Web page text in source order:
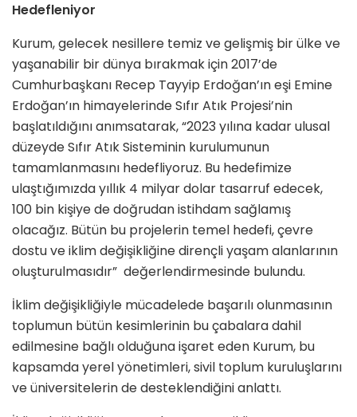
Hedefleniyor
Kurum, gelecek nesillere temiz ve gelişmiş bir ülke ve
yaşanabilir bir dünya bırakmak için 2017’de
Cumhurbaşkanı Recep Tayyip Erdoğan’ın eşi Emine
Erdoğan’ın himayelerinde Sıfır Atık Projesi’nin
başlatıldığını anımsatarak, “2023 yılına kadar ulusal
düzeyde Sıfır Atık Sisteminin kurulumunun
tamamlanmasını hedefliyoruz. Bu hedefimize
ulaştığımızda yıllık 4 milyar dolar tasarruf edecek,
100 bin kişiye de doğrudan istihdam sağlamış
olacağız. Bütün bu projelerin temel hedefi, çevre
dostu ve iklim değişikliğine dirençli yaşam alanlarının
oluşturulmasıdır” değerlendirmesinde bulundu.
İklim değişikliğiyle mücadelede başarılı olunmasının
toplumun bütün kesimlerinin bu çabalara dahil
edilmesine bağlı olduğuna işaret eden Kurum, bu
kapsamda yerel yönetimleri, sivil toplum kuruluşlarını
ve üniversitelerin de desteklendiğini anlattı.